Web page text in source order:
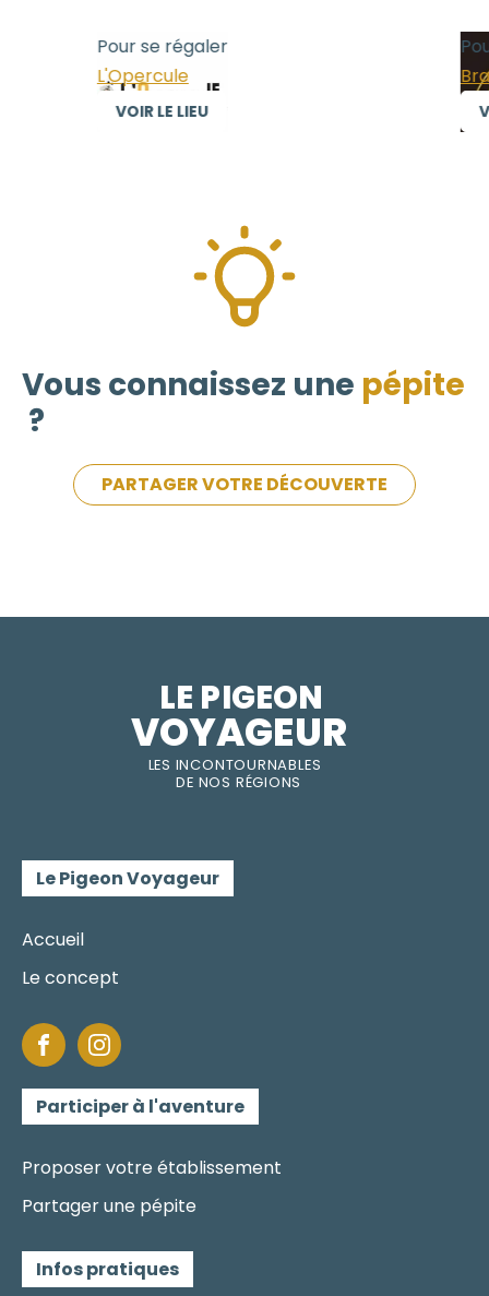
Pour se régaler
L'Opercule
VOIR LE LIEU
Vous connaissez une pépite
?
PARTAGER VOTRE DÉCOUVERTE
LES INCONTOURNABLES
DE NOS RÉGIONS
LE PIGEON
VOYAGEUR
Le Pigeon Voyageur
Accueil
Le concept
Participer à l'aventure
Proposer votre établissement
Partager une pépite
Infos pratiques